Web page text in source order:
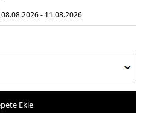
08.08.2026 - 11.08.2026
Ekle